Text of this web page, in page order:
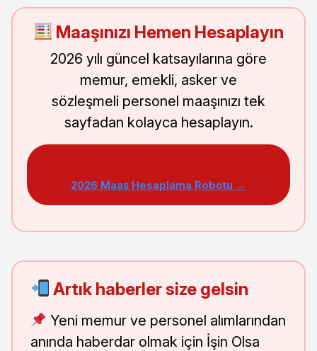
Maaşınızı Hemen Hesaplayın
2026 yılı güncel katsayılarına göre
memur, emekli, asker ve
sözleşmeli personel maaşınızı tek
sayfadan kolayca hesaplayın.
2026 Maaş Hesaplama Robotu →
Artık haberler size gelsin
Yeni memur ve personel alımlarından
anında haberdar olmak için İşin Olsa